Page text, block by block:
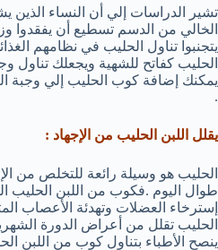
تشير الدراسات إلي أن النساء الذين
الخالي من الدسم تسطيع أن يفقدوا
يتجنبوا تناول الحليب في نظامهم
الحليب كفاتح للشهية ويجعلك تناول
يمكنك إضافة كوب الحليب إلي وجبة
.
يقلل اللبن الحليب من الإجهاد :
الحليب هو وسيلة رائعة للتخلص من
طوال اليوم .فكوب من اللبن الحليب
إسترخاء العضلات وتهدئة الأعصاب
الحليب تقلل من أعراض الدورة
ينصح الأطباء بتناول كوب من اللبن